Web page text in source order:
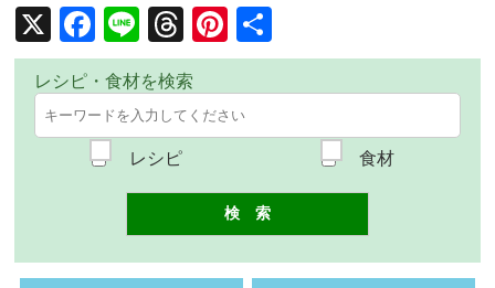
X Facebook
LineThreads
Pinterest
有
レシピ・食材を検索
レシピ 食材